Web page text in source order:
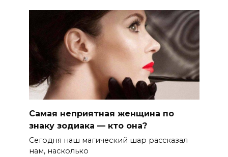
Самая неприятная женщина по
знаку зодиака — кто она?
Сегодня наш магический шар рассказал
нам, насколько